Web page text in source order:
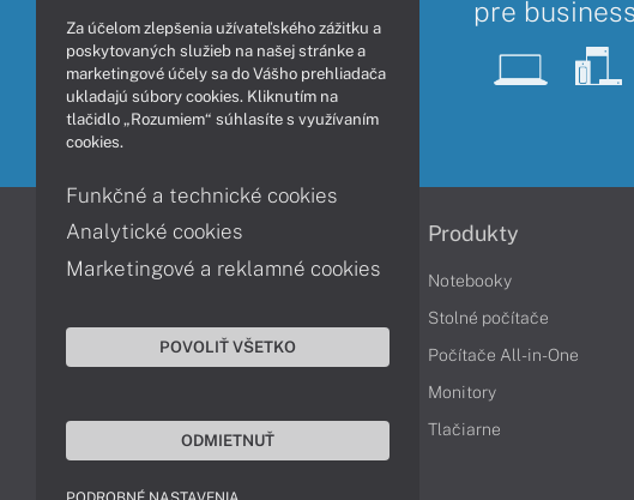
pre
Informácie
Obchodné podmienky
Ochrana osobných údajov
Vyhlásenie o prístupnosti
Cookies
Produkty
Notebooky
Stolné počítače
Počítače All-in-One
Monitory
Tlačiarne
Za účelom zlepšenia užívateľského zážitku a
poskytovaných služieb na našej stránke a
marketingové účely sa do Vášho prehliadača
ukladajú súbory cookies. Kliknutím na
tlačidlo „Rozumiem“ súhlasíte s využívaním
cookies.
Funkčné a technické cookies
Analytické cookies
Marketingové a reklamné cookies
POVOLIŤ VŠETKO
ODMIETNUŤ